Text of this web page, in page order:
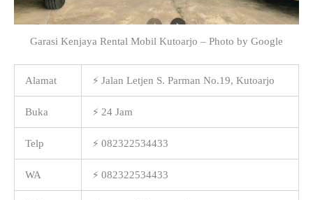
Garasi Kenjaya Rental Mobil Kutoarjo – Photo by Google
Alamat ⚡ Jalan Letjen S. Parman No.19, Kutoarjo
Buka ⚡ 24 Jam
Telp ⚡ 082322534433
WA ⚡ 082322534433